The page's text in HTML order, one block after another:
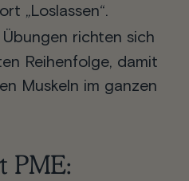
„Loslassen“.
Übungen richten sich
Reihenfolge, damit
Muskeln im ganzen
PME: